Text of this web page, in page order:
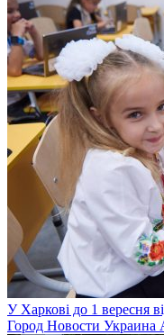
У Харкові до 1 вересня
Город Новости Украина